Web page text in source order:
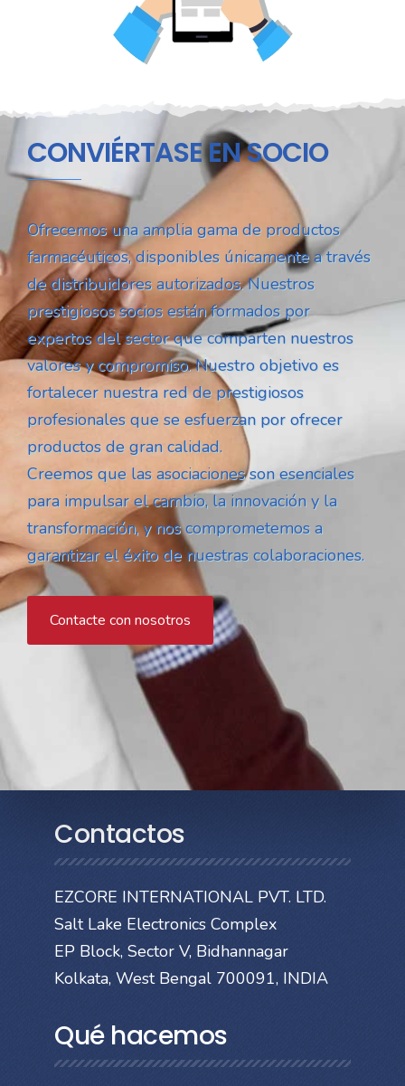
CONVIÉRTASE EN SOCIO
Ofrecemos una amplia gama de productos
farmacéuticos, disponibles únicamente a través
de distribuidores autorizados. Nuestros
prestigiosos socios están formados por
expertos del sector que comparten nuestros
valores y compromiso. Nuestro objetivo es
fortalecer nuestra red de prestigiosos
profesionales que se esfuerzan por ofrecer
productos de gran calidad.
Creemos que las asociaciones son esenciales
para impulsar el cambio, la innovación y la
transformación, y nos comprometemos a
garantizar el éxito de nuestras colaboraciones.
Contacte con nosotros
Contactos
EZCORE INTERNATIONAL PVT. LTD.
Salt Lake Electronics Complex
EP Block, Sector V, Bidhannagar
Kolkata, West Bengal 700091, INDIA
Qué hacemos